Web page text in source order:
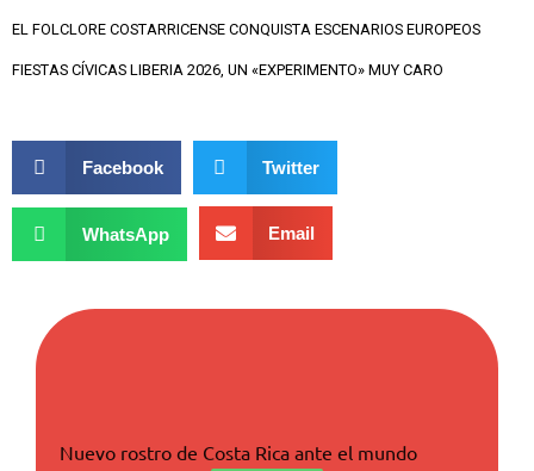
EL FOLCLORE COSTARRICENSE CONQUISTA ESCENARIOS EUROPEOS
FIESTAS CÍVICAS LIBERIA 2026, UN «EXPERIMENTO» MUY CARO
Facebook Twitter
WhatsApp Email
Nuevo rostro de Costa Rica ante el mundo